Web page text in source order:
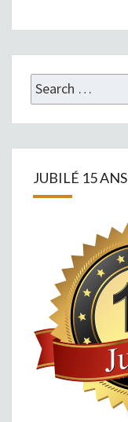
Search
for:
JUBILÉ 15 ANS